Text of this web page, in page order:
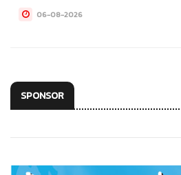
06-08-2026
SPONSOR